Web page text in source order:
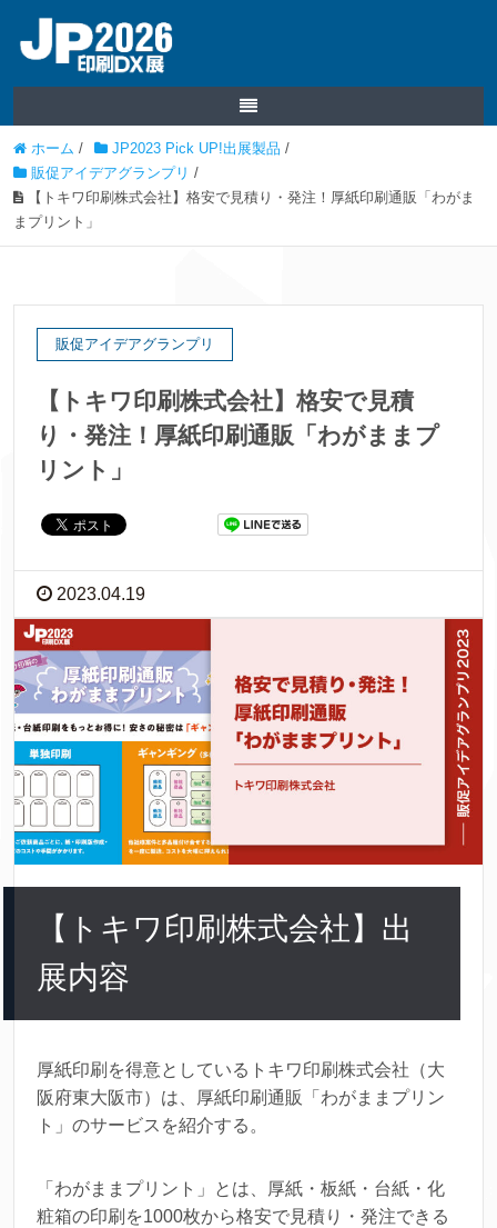
ホーム / JP2023 Pick UP!出展製品 /
販促アイデアグランプリ /
【トキワ印刷株式会社】格安で見積り・発注！厚紙印刷通販「わがま
まプリント」
販促アイデアグランプリ
【トキワ印刷株式会社】格安で見積
り・発注！厚紙印刷通販「わがままプ
リント」
2023.04.19
【トキワ印刷株式会社】出
展内容
厚紙印刷を得意としているトキワ印刷株式会社（大
阪府東大阪市）は、厚紙印刷通販「わがままプリン
ト」のサービスを紹介する。
「わがままプリント」とは、厚紙・板紙・台紙・化
粧箱の印刷を1000枚から格安で見積り・発注できる